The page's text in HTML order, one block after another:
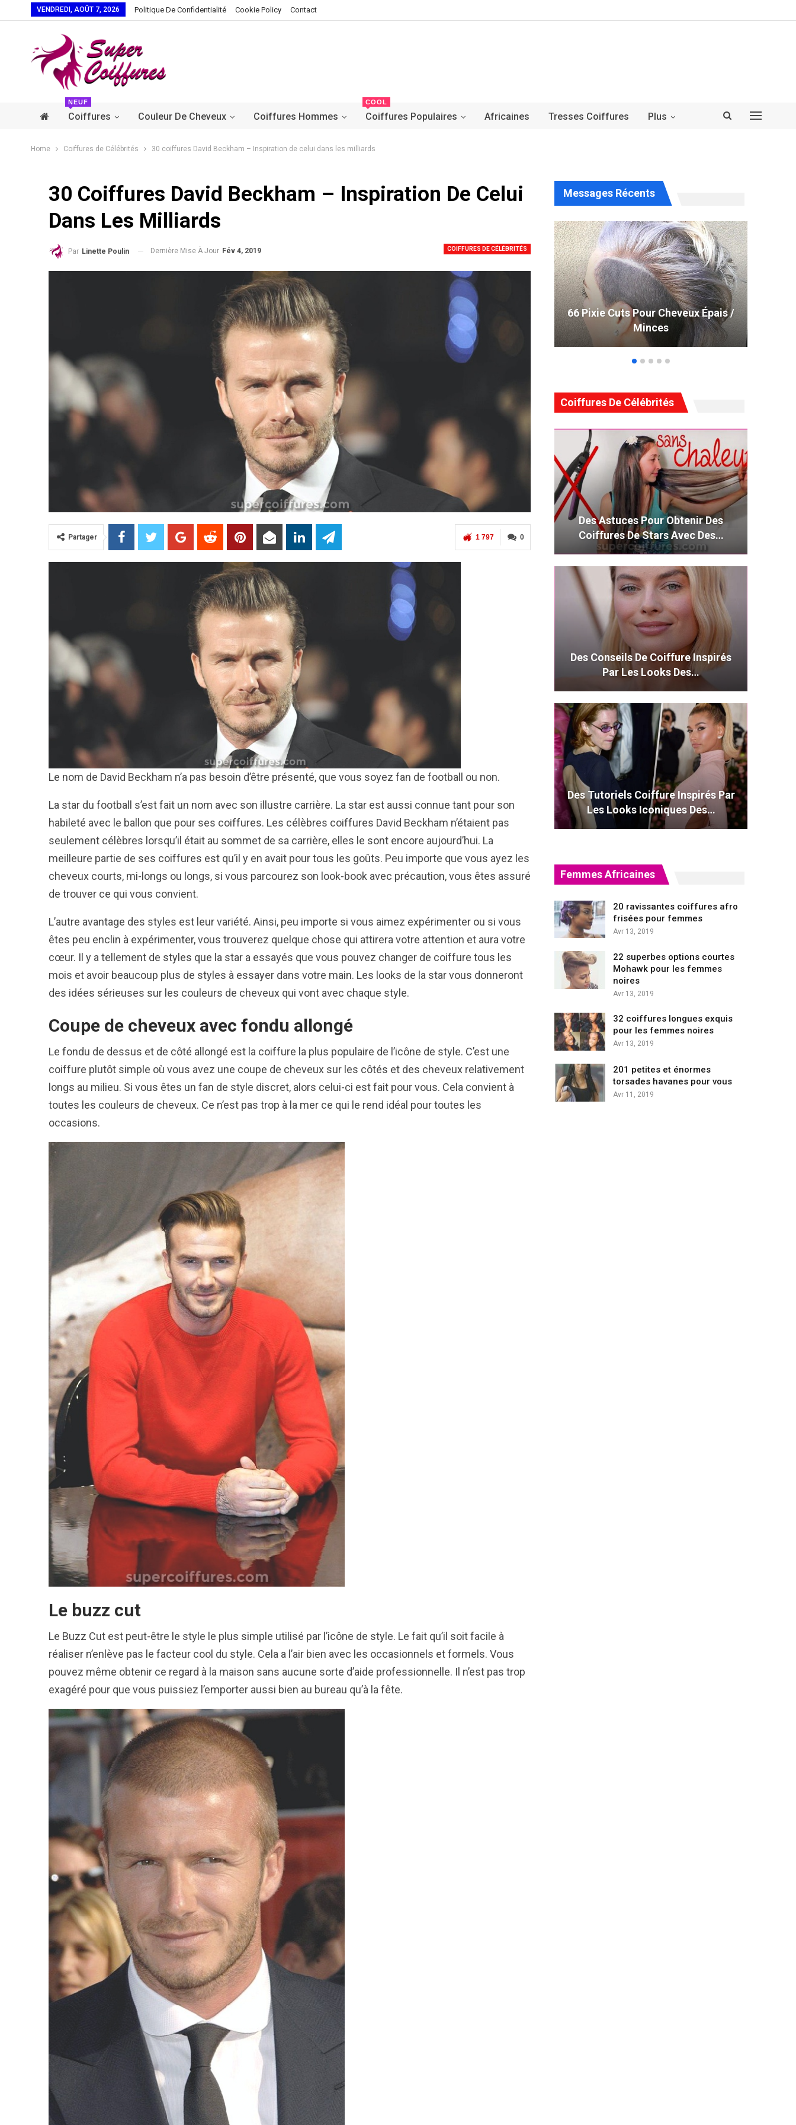
VENDREDI, AOÛT 7, 2026 Politique De Confidentialité Cookie Policy Contact
Coiffures
NEUF
Couleur De Cheveux Coiffures Hommes Coiffures Populaires
COOL
Africaines Tresses Coiffures Plus
Home Coiffures de Célébrités 30 coiffures David Beckham – Inspiration de celui dans les milliards
30 Coiffures David Beckham – Inspiration De Celui
Dans Les Milliards
COIFFURES DE CÉLÉBRITÉS
Par Linette Poulin Dernière Mise À Jour Fév 4, 2019
0
1 797
Partager
Le nom de David Beckham n’a pas besoin d’être présenté, que vous soyez fan de football ou non.
La star du football s’est fait un nom avec son illustre carrière. La star est aussi connue tant pour son
habileté avec le ballon que pour ses coiffures. Les célèbres coiffures David Beckham n’étaient pas
seulement célèbres lorsqu’il était au sommet de sa carrière, elles le sont encore aujourd’hui. La
meilleure partie de ses coiffures est qu’il y en avait pour tous les goûts. Peu importe que vous ayez les
cheveux courts, mi-longs ou longs, si vous parcourez son look-book avec précaution, vous êtes assuré
de trouver ce qui vous convient.
L’autre avantage des styles est leur variété. Ainsi, peu importe si vous aimez expérimenter ou si vous
êtes peu enclin à expérimenter, vous trouverez quelque chose qui attirera votre attention et aura votre
cœur. Il y a tellement de styles que la star a essayés que vous pouvez changer de coiffure tous les
mois et avoir beaucoup plus de styles à essayer dans votre main. Les looks de la star vous donneront
des idées sérieuses sur les couleurs de cheveux qui vont avec chaque style.
Coupe de cheveux avec fondu allongé
Le fondu de dessus et de côté allongé est la coiffure la plus populaire de l’icône de style. C’est une
coiffure plutôt simple où vous avez une coupe de cheveux sur les côtés et des cheveux relativement
longs au milieu. Si vous êtes un fan de style discret, alors celui-ci est fait pour vous. Cela convient à
toutes les couleurs de cheveux. Ce n’est pas trop à la mer ce qui le rend idéal pour toutes les
occasions.
Le buzz cut
Le Buzz Cut est peut-être le style le plus simple utilisé par l’icône de style. Le fait qu’il soit facile à
réaliser n’enlève pas le facteur cool du style. Cela a l’air bien avec les occasionnels et formels. Vous
pouvez même obtenir ce regard à la maison sans aucune sorte d’aide professionnelle. Il n’est pas trop
exagéré pour que vous puissiez l’emporter aussi bien au bureau qu’à la fête.
Messages Récents
40 Idées De Cheveux Bleu Ombre
66 Pixie Cuts Pour Cheveux Épais /
Minces
Coiffures De Célébrités
Des Astuces Pour Obtenir Des
Coiffures De Stars Avec Des…
Des Conseils De Coiffure Inspirés
Par Les Looks Des…
Des Tutoriels Coiffure Inspirés Par
Les Looks Iconiques Des…
Femmes Africaines
20 ravissantes coiffures afro
frisées pour femmes
Avr 13, 2019
22 superbes options courtes
Mohawk pour les femmes
noires
Avr 13, 2019
32 coiffures longues exquis
pour les femmes noires
Avr 13, 2019
201 petites et énormes
torsades havanes pour vous
Avr 11, 2019